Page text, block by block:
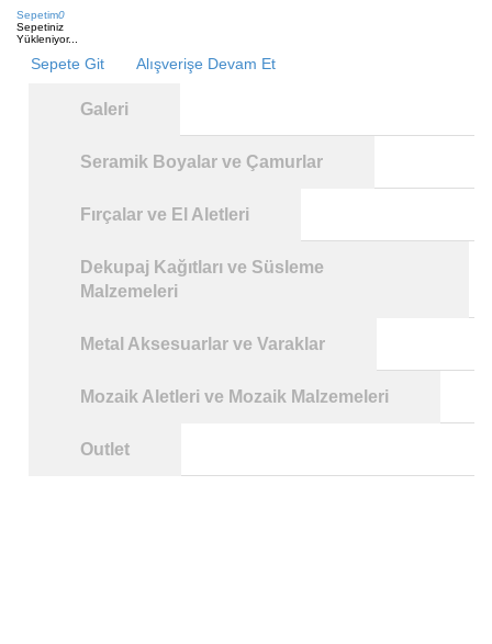
Sepetim0
Sepetiniz
Yükleniyor...
Sepete Git Alışverişe Devam Et
Galeri
Seramik Boyalar ve Çamurlar
Fırçalar ve El Aletleri
Dekupaj Kağıtları ve Süsleme
Malzemeleri
Metal Aksesuarlar ve Varaklar
Mozaik Aletleri ve Mozaik Malzemeleri
Outlet